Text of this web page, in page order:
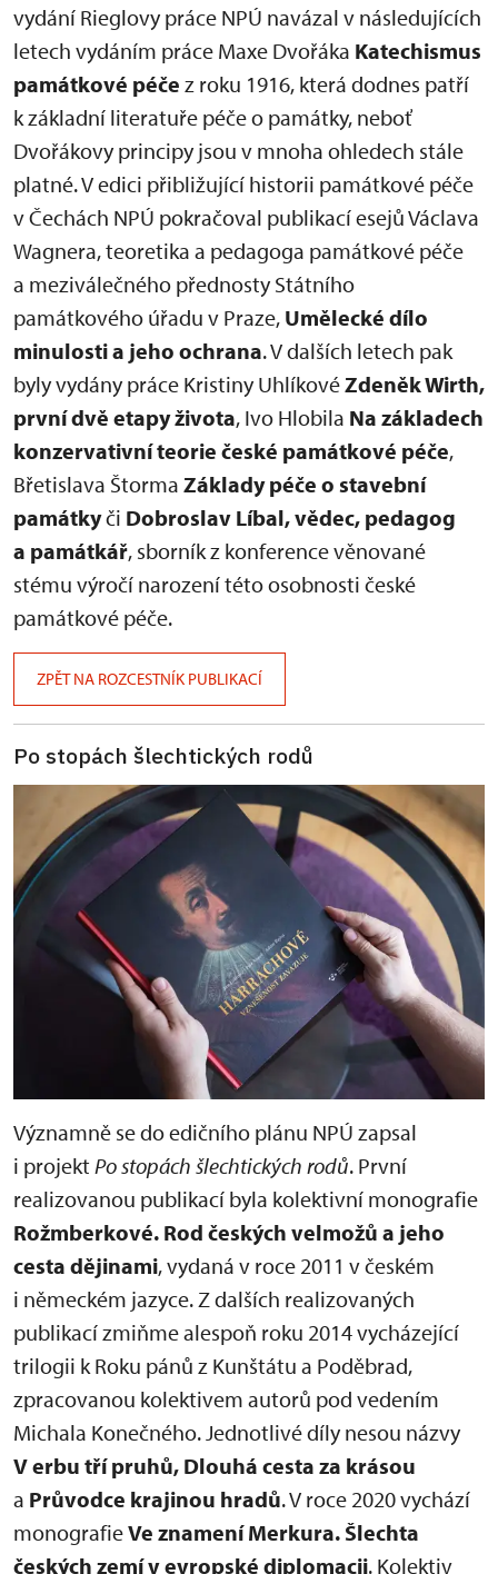
vydání Rieglovy práce NPÚ navázal v následujících
letech vydáním práce Maxe Dvořáka Katechismus
památkové péče z roku 1916, která dodnes patří
k základní literatuře péče o památky, neboť
Dvořákovy principy jsou v mnoha ohledech stále
platné. V edici přibližující historii památkové péče
v Čechách NPÚ pokračoval publikací esejů Václava
Wagnera, teoretika a pedagoga památkové péče
a meziválečného přednosty Státního
památkového úřadu v Praze, Umělecké dílo
minulosti a jeho ochrana. V dalších letech pak
byly vydány práce Kristiny UhlíkovéZdeněk Wirth,
první dvě etapy života, Ivo Hlobila Na základech
konzervativní teorie české památkové péče,
Břetislava Štorma Základy péče o stavební
památkyči Dobroslav Líbal, vědec, pedagog
a památkář, sborník z konference věnované
stému výročí narození této osobnosti české
památkové péče.
ZPĚT NA ROZCESTNÍK PUBLIKACÍ
Po stopách šlechtických rodů
Významně se do edičního plánu NPÚ zapsal
i projekt Po stopách šlechtických rodů. První
realizovanou publikací byla kolektivní monografie
Rožmberkové. Rod českých velmožů a jeho
cesta dějinami, vydaná v roce 2011 v českém
i německém jazyce. Z dalších realizovaných
publikací zmiňme alespoň roku 2014 vycházející
trilogii k Roku pánů z Kunštátu a Poděbrad,
zpracovanou kolektivem autorů pod vedením
Michala Konečného. Jednotlivé díly nesou názvy
V erbu tří pruhů, Dlouhá cesta za krásou
a Průvodce krajinou hradů. V roce 2020 vychází
monografieVe znamení Merkura. Šlechta
českých zemí v evropské diplomacii. Kolektiv